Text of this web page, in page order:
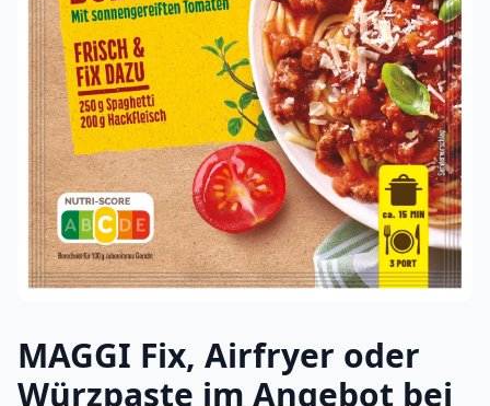
MAGGI Fix, Airfryer oder
Würzpaste im Angebot bei